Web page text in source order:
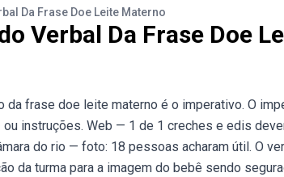
Da Frase Doe Leite Materno
Verbal Da Frase Doe
da frase doe leite materno é o imperativo. O
instruções. Web — 1 de 1 creches e edis
do rio — foto: 18 pessoas acharam útil. O
da turma para a imagem do bebê sendo